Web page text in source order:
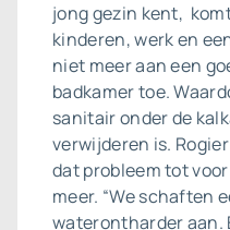
jong gezin kent,
kinderen, werk en
niet meer aan een
badkamer toe.
sanitair onder de
verwijderen is.
dat probleem tot
meer. “We schaften
waterontharder aan.